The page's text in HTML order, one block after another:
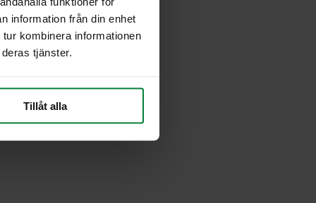
information från din enhet
kombinera informationen
tjänster.
Tillåt alla